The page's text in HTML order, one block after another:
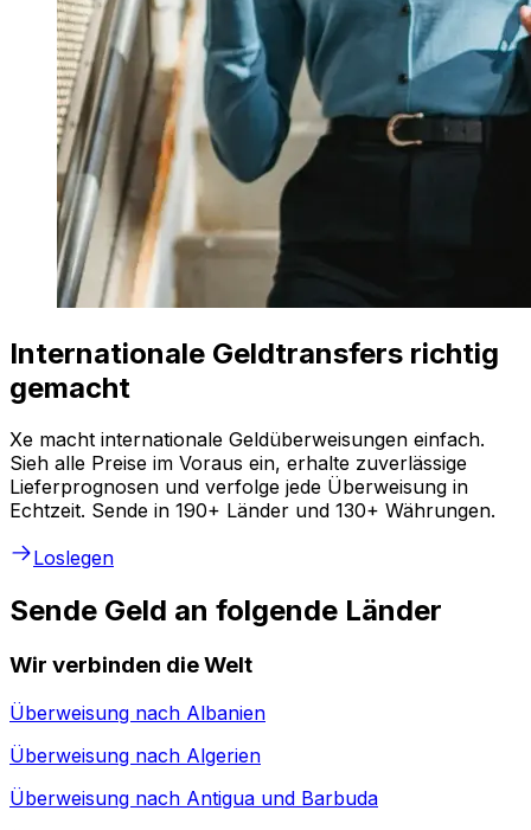
Internationale Geldtransfers richtig
gemacht
Xe macht internationale Geldüberweisungen einfach.
Sieh alle Preise im Voraus ein, erhalte zuverlässige
Lieferprognosen und verfolge jede Überweisung in
Echtzeit. Sende in 190+ Länder und 130+ Währungen.
Loslegen
Sende Geld an folgende Länder
Wir verbinden die Welt
Überweisung nach Albanien
Überweisung nach Algerien
Überweisung nach Antigua und Barbuda